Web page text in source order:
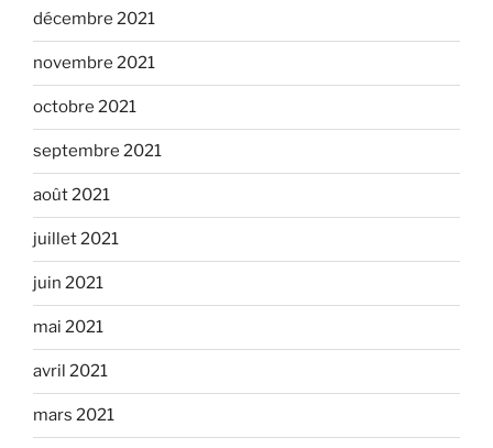
décembre 2021
novembre 2021
octobre 2021
septembre 2021
août 2021
juillet 2021
juin 2021
mai 2021
avril 2021
mars 2021